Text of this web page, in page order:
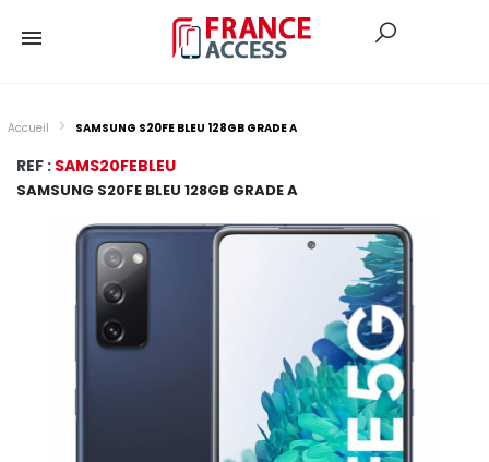
Accueil SAMSUNG S20FE BLEU 128GB GRADE A
REF : SAMS20FEBLEU
SAMSUNG S20FE BLEU 128GB GRADE A